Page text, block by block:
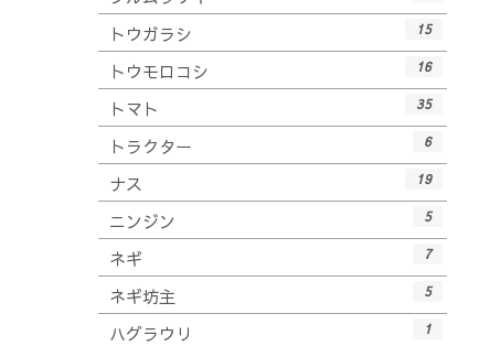
トウガラシ 15
トウモロコシ 16
トマト 35
トラクター 6
ナス 19
ニンジン 5
ネギ 7
ネギ坊主 5
ハグラウリ 1